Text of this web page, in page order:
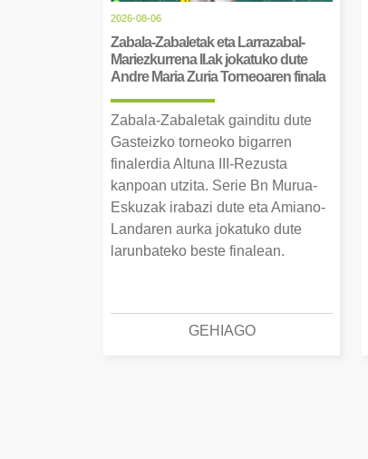
2026-08-06
Zabala-Zabaletak eta Larrazabal-
Mariezkurrena II.ak jokatuko dute
Andre Maria Zuria Torneoaren finala
Zabala-Zabaletak gainditu dute
Gasteizko torneoko bigarren
finalerdia Altuna III-Rezusta
kanpoan utzita. Serie Bn Murua-
Eskuzak irabazi dute eta Amiano-
Landaren aurka jokatuko dute
larunbateko beste finalean.
GEHIAGO